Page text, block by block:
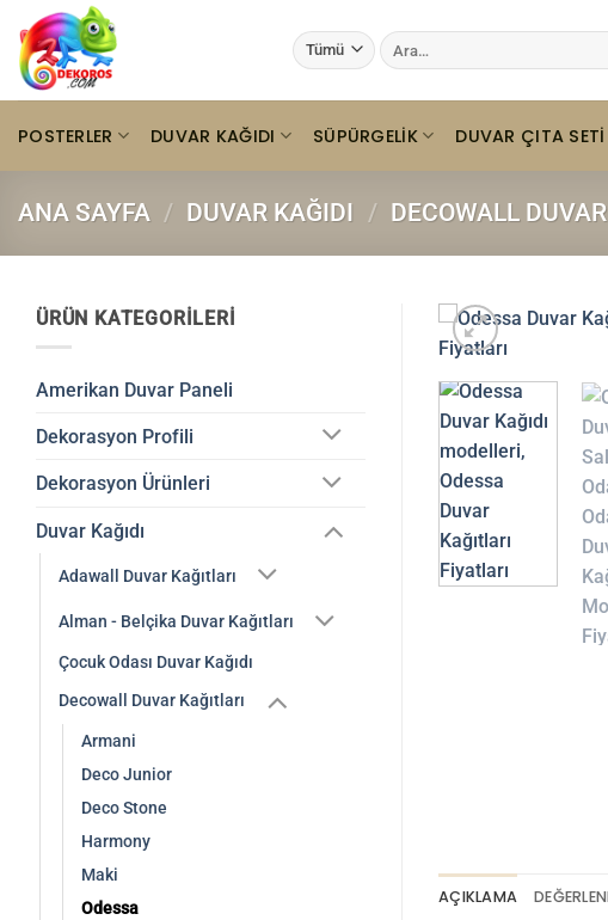
İçeriğe
atla
Ara:
POSTERLER DUVAR KAĞIDI SÜPÜRGELIK DUVAR ÇITA SETI
ANA SAYFA / DUVAR KAĞIDI / DECOWALL
ÜRÜN KATEGORILERI
Amerikan Duvar Paneli
Dekorasyon Profili
Dekorasyon Ürünleri
Duvar Kağıdı
Adawall Duvar Kağıtları
Alman - Belçika Duvar Kağıtları
Çocuk Odası Duvar Kağıdı
Decowall Duvar Kağıtları
Armani
Deco Junior
Deco Stone
Harmony
Maki
Odessa
AÇIKLAMA